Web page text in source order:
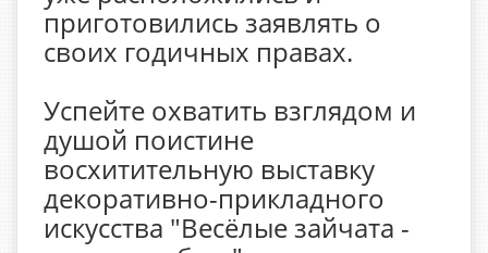
приготовились заявлять о
своих годичных правах.
Успейте охватить взглядом и
душой поистине
восхитительную выставку
декоративно-прикладного
искусства "Весёлые зайчата -